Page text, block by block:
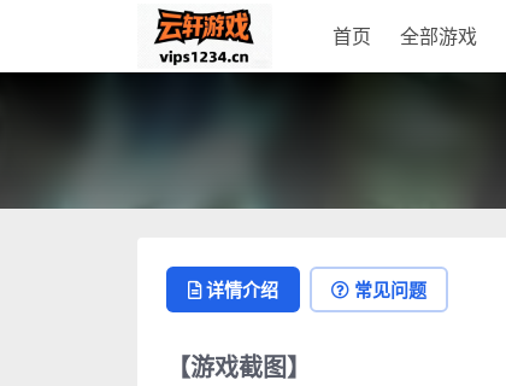
首页 全部游戏
详情介绍 常见问题
【游戏截图】